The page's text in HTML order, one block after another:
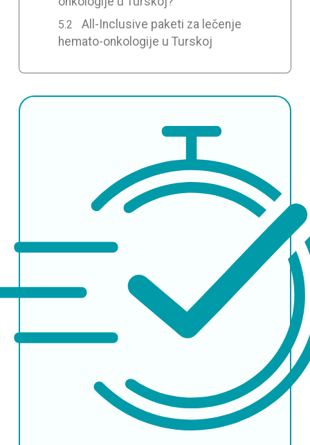
All-Inclusive paketi za lečenje
hemato-onkologije u Turskoj